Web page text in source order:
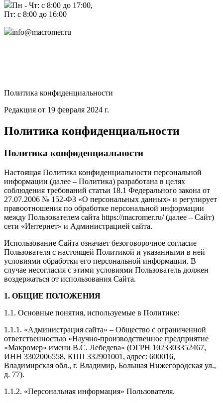
Пн - Чт: с 8:00 до 17:00,
Пт: с 8:00 до 16:00
info@macromer.ru
Политика конфиденциальности
Редакция от 19 февраля 2024 г.
Политика конфиденциальности
Политика конфиденциальности
Настоящая Политика конфиденциальности персональной
информации (далее – Политика) разработана в целях
соблюдения требований статьи 18.1 Федерального закона от
27.07.2006 № 152-ФЗ «О персональных данных» и регулирует
правоотношения по обработке персональной информации
между Пользователем сайта https://macromer.ru/ (далее – Сайт)
сети «Интернет» и Администрацией сайта.
Использование Сайта означает безоговорочное согласие
Пользователя с настоящей Политикой и указанными в ней
условиями обработки его персональной информации. В
случае несогласия с этими условиями Пользователь должен
воздержаться от использования Сайта.
1. ОБЩИЕ ПОЛОЖЕНИЯ
1.1. Основные понятия, используемые в Политике:
1.1.1. «Администрация сайта» – Общество с ограниченной
ответственностью «Научно-производственное предприятие
«Макромер» имени В.С. Лебедева» (ОГРН 1023303352467,
ИНН 3302006558, КПП 332901001, адрес: 600016,
Владимирская обл., г. Владимир, Большая Нижегородская ул.,
д. 77).
1.1.2. «Персональная информация» Пользователя.